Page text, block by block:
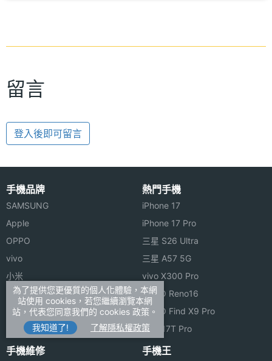
留言
登入後即可留言
手機品牌
SAMSUNG
Apple
OPPO
vivo
小米
ASUS
Sony
realme
熱門手機
iPhone 17
iPhone 17 Pro
三星 S26 Ultra
三星 A57 5G
vivo X300 Pro
OPPO Reno16
OPPO Find X9 Pro
小米 17T Pro
手機維修 手機王
為了提供您更優質的個人化體驗，本網
站使用 cookies，若您繼續瀏覽本網
站，代表您同意我們的 cookies 政策。
我知道了!
了解隱私權政策